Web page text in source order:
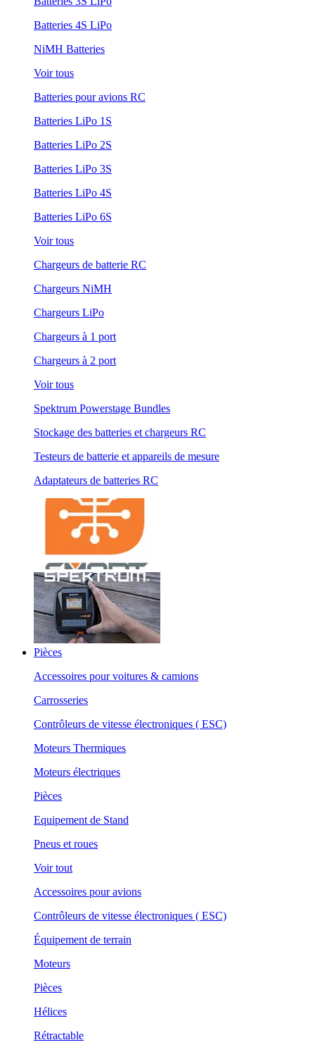
Batteries 4S LiPo
NiMH Batteries
Voir tous
Batteries pour avions RC
Batteries LiPo 1S
Batteries LiPo 2S
Batteries LiPo 3S
Batteries LiPo 4S
Batteries LiPo 6S
Voir tous
Chargeurs de batterie RC
Chargeurs NiMH
Chargeurs LiPo
Chargeurs à 1 port
Chargeurs à 2 port
Voir tous
Spektrum Powerstage Bundles
Stockage des batteries et chargeurs RC
Testeurs de batterie et appareils de mesure
Adaptateurs de batteries RC
Pièces
Accessoires pour voitures & camions
Carrosseries
Contrôleurs de vitesse électroniques ( ESC)
Moteurs Thermiques
Moteurs électriques
Pièces
Equipement de Stand
Pneus et roues
Voir tout
Accessoires pour avions
Contrôleurs de vitesse électroniques ( ESC)
Équipement de terrain
Moteurs
Pièces
Hélices
Rétractable